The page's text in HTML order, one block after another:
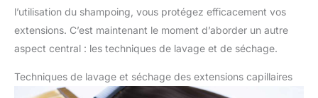
l’utilisation du shampoing, vous protégez efficacement vos
extensions. C’est maintenant le moment d’aborder un autre
aspect central : les techniques de lavage et de séchage.
Techniques de lavage et séchage des extensions capillaires